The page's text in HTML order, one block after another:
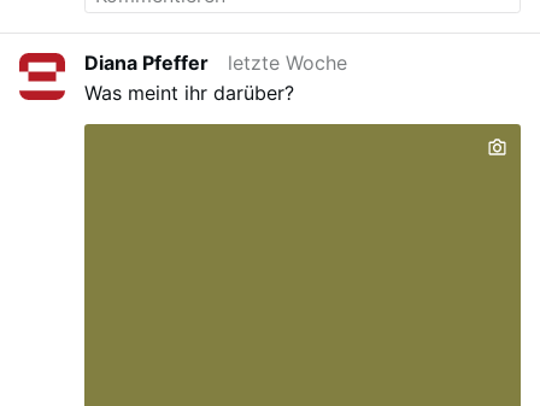
Diana Pfeffer
letzte Woche
Was meint ihr darüber?